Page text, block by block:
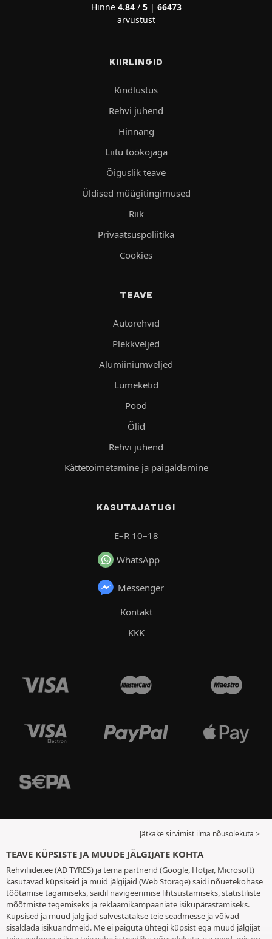
Hinne 4.84/ 5| 66473
arvustust
KIIRLINGID
Kindlustus
Rehvi juhend
Hinnang
Liitu töökojaga
Õiguslik teave
Üldised müügitingimused
Riik
Privaatsuspoliitika
Cookies
TEAVE
Autorehvid
Plekkveljed
Alumiiniumveljed
Lumeketid
Pood
Õlid
Rehvi juhend
Kättetoimetamine ja paigaldamine
KASUTAJATUGI
E–R 10–18
WhatsApp
Messenger
Kontakt
KKK
Jätkake sirvimist ilma nõusolekuta >
TEAVE KÜPSISTE JA MUUDE JÄLGIJATE KOHTA
Rehviliider.ee (AD TYRES) ja tema partnerid (Google, Hotjar, Microsoft)
kasutavad küpsiseid ja muid jälgijaid (Web Storage) saidi nõuetekohase
töötamise tagamiseks, saidil navigeerimise lihtsustamiseks, statistiliste
mõõtmiste tegemiseks ja reklaamikampaaniate isikupärastamiseks.
Küpsised ja muud jälgijad salvestatakse teie seadmesse ja võivad
sisaldada isikuandmeid. Me ei paiguta ühtegi küpsist ega muud jälgijat